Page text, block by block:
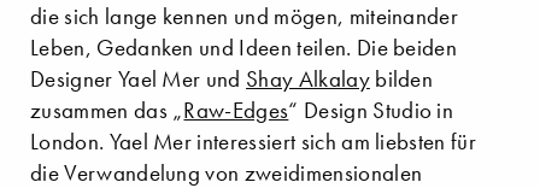
die sich lange kennen und mögen, miteinander
Leben, Gedanken und Ideen teilen. Die beiden
Designer Yael Mer und Shay Alkalaybilden
zusammen das „Raw-Edges“ Design Studio in
London. Yael Mer interessiert sich am liebsten für
die Verwandelung von zweidimensionalen